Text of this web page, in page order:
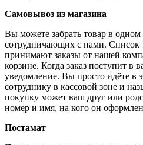
Самовывоз из магазина
Вы можете забрать товар в одном
сотрудничающих с нами. Список
принимают заказы от нашей
корзине. Когда заказ поступит в
уведомление. Вы просто идёте в
сотруднику в кассовой зоне и
покупку может ваш друг или
номер и имя, на кого он
Постамат